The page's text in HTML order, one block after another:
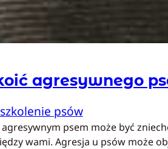
agresywnego
psów
agresywnym psem może być
wami. Agresja u psów może